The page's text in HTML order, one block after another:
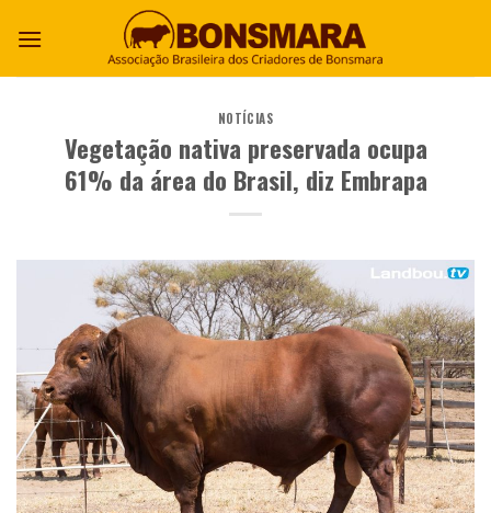
NOTÍCIAS
Vegetação nativa preservada ocupa
61% da área do Brasil, diz Embrapa